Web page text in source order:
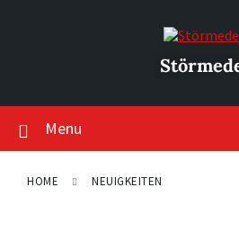
Menu
HOME NEUIGKEITEN